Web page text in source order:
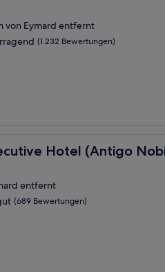
von Eymard entfernt
(1.232 Bewertungen)
Hotel (Antigo
Hotel (Antigo Nobile Hotel
entfernt
(689 Bewertungen)